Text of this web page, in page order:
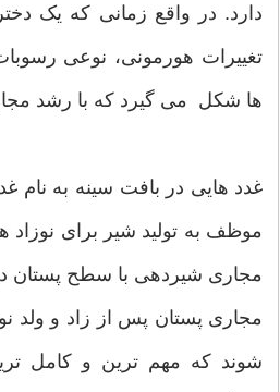
دارد. در واقع زمانی که یک
تغییرات هورمونی، نوعی
ها شکل می گیرد که با رشد
غدد هایی در بافت سینه به نام
موظف به تولید شیر برای نوزاد
مجاری شیردهی با سطح پستان
مجاری پستان پس از زاد و ولد
شوند که مهم ترین و کامل